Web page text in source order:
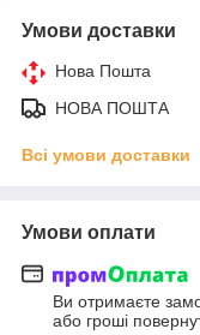
Умови доставки
Нова Пошта
НОВА ПОШТА
Всі умови доставки
Умови оплати
Ви отримаєте
або гроші